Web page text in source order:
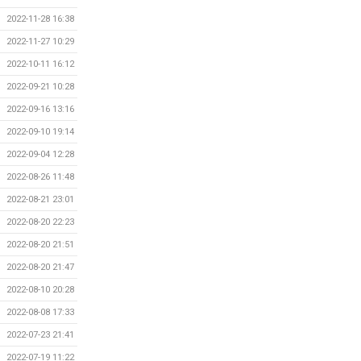
2022-11-28 16:38
2022-11-27 10:29
2022-10-11 16:12
2022-09-21 10:28
2022-09-16 13:16
2022-09-10 19:14
2022-09-04 12:28
2022-08-26 11:48
2022-08-21 23:01
2022-08-20 22:23
2022-08-20 21:51
2022-08-20 21:47
2022-08-10 20:28
2022-08-08 17:33
2022-07-23 21:41
2022-07-19 11:22